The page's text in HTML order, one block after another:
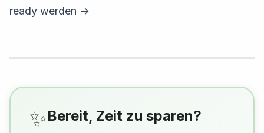
ready werden →
✨Bereit, Zeit zu sparen?